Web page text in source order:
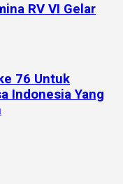
RV VI Gelar
76 Untuk
Indonesia Yang